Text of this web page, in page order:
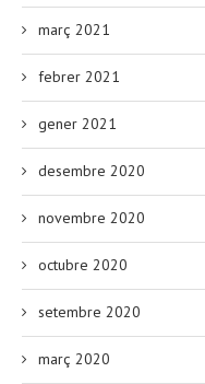
març 2021
febrer 2021
gener 2021
desembre 2020
novembre 2020
octubre 2020
setembre 2020
març 2020